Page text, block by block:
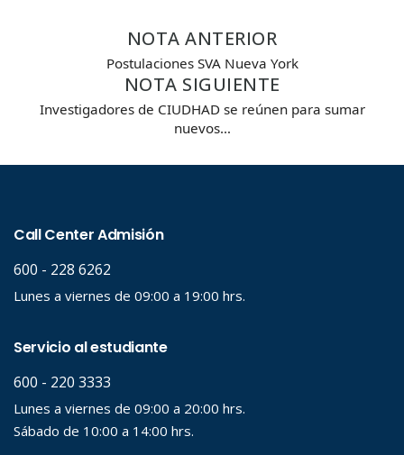
NOTA ANTERIOR
Postulaciones SVA Nueva York
NOTA SIGUIENTE
Investigadores de CIUDHAD se reúnen para sumar
nuevos…